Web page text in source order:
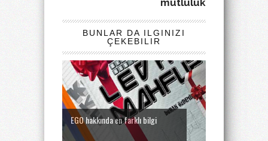
mutluluk
BUNLAR DA ILGINIZI
ÇEKEBILIR
EGO hakkında en farklı bilgi